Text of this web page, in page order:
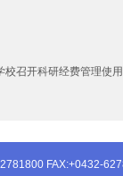
校召开科研经费管理使
FAX:+0432-